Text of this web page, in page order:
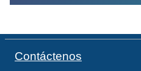
Contáctenos